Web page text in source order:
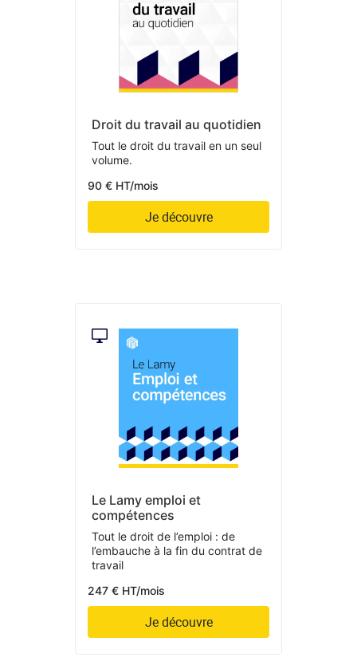
Droit du travail au quotidien
Tout le droit du travail en un seul
volume.
90 € HT/mois
Je découvre
Le Lamy emploi et
compétences
Tout le droit de l’emploi : de
l’embauche à la fin du contrat de
travail
247 € HT/mois
Je découvre